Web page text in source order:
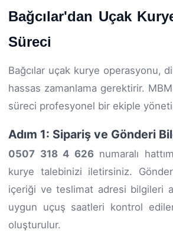
Bağcılar'dan Uçak
Süreci
Bağcılar uçak kurye operasyonu,
hassas zamanlama gerektirir.
süreci profesyonel bir ekiple
Adım 1: Sipariş ve Gönderi
0507 318 4 626 numaralı
kurye talebinizi iletirsiniz.
içeriği ve teslimat adresi bilgileri
uygun uçuş saatleri kontrol
oluşturulur.